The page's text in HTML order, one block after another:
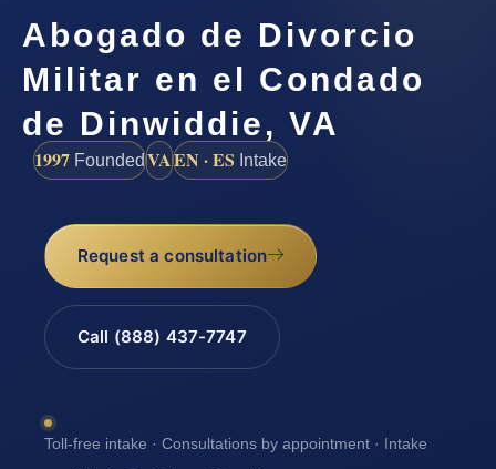
Abogado de Divorcio
Militar en el Condado
de Dinwiddie, VA
1997 FoundedVAEN · ES Intake
Request a consultation
Call (888) 437-7747
Toll-free intake · Consultations by appointment · Intake